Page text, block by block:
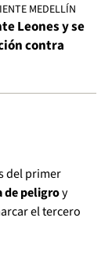
MEDELLÍN
Leones y se
contra
del primer
de peligroy
el tercero